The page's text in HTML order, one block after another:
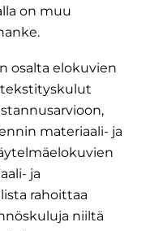
on muu
osalta elokuvien
tekstityskulut
materiaali- ja
ja
rahoittaa
niiltä